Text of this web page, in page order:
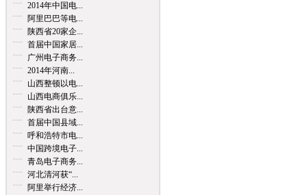
2014年中国电...
阿里巴巴等电...
陕西省20家企...
首届中国家居...
广州电子商务...
2014年河南...
山西整顿以电...
山西电商俱乐...
陕西省出台意...
首届中国县域...
呼和浩特市电...
中国跨境电子...
青岛电子商务...
河北清河获“...
阿里举行经济...